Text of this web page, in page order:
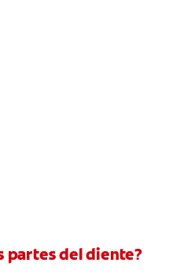
partes del diente?